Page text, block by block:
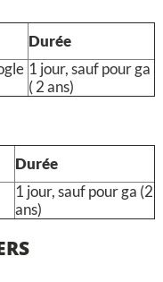
Durée
1 jour, sauf pour ga
( 2 ans)
Durée
1 jour, sauf pour ga (2
ans)